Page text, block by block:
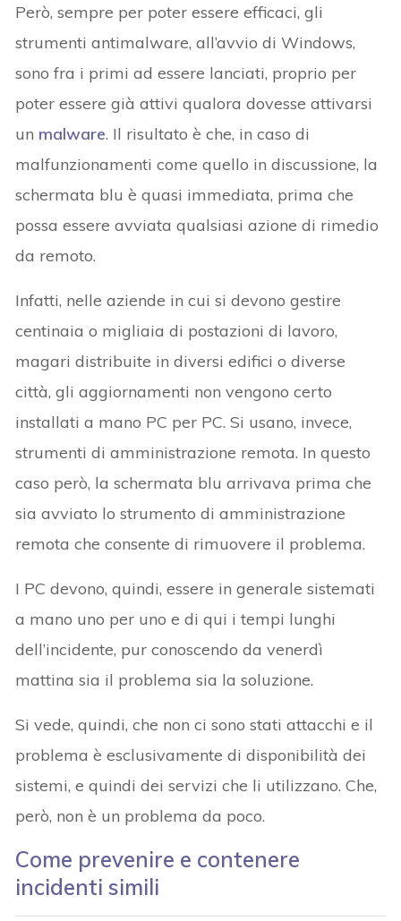
Però, sempre per poter essere efficaci, gli
strumenti antimalware, all’avvio di Windows,
sono fra i primi ad essere lanciati, proprio per
poter essere già attivi qualora dovesse attivarsi
un malware. Il risultato è che, in caso di
malfunzionamenti come quello in discussione, la
schermata blu è quasi immediata, prima che
possa essere avviata qualsiasi azione di rimedio
da remoto.
Infatti, nelle aziende in cui si devono gestire
centinaia o migliaia di postazioni di lavoro,
magari distribuite in diversi edifici o diverse
città, gli aggiornamenti non vengono certo
installati a mano PC per PC. Si usano, invece,
strumenti di amministrazione remota. In questo
caso però, la schermata blu arrivava prima che
sia avviato lo strumento di amministrazione
remota che consente di rimuovere il problema.
I PC devono, quindi, essere in generale sistemati
a mano uno per uno e di qui i tempi lunghi
dell’incidente, pur conoscendo da venerdì
mattina sia il problema sia la soluzione.
Si vede, quindi, che non ci sono stati attacchi e il
problema è esclusivamente di disponibilità dei
sistemi, e quindi dei servizi che li utilizzano. Che,
però, non è un problema da poco.
Come prevenire e contenere
incidenti simili